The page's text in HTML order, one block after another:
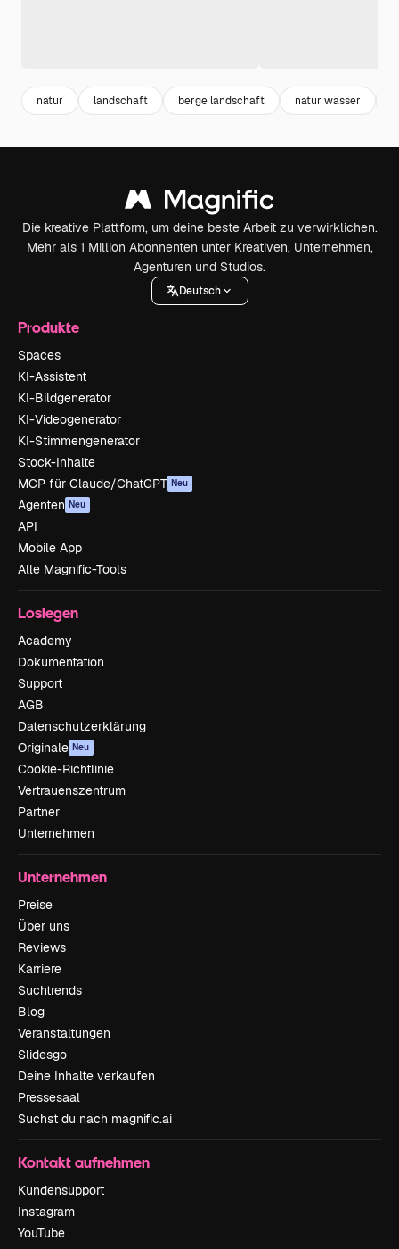
natur landschaft berge landschaft natur wasser
Die kreative Plattform, um deine beste Arbeit zu verwirklichen.
Mehr als 1 Million Abonnenten unter Kreativen, Unternehmen,
Agenturen und Studios.
Deutsch
Produkte
Spaces
KI-Assistent
KI-Bildgenerator
KI-Videogenerator
KI-Stimmengenerator
Stock-Inhalte
MCP für Claude/ChatGPT Neu
Agenten Neu
API
Mobile App
Alle Magnific-Tools
Loslegen
Academy
Dokumentation
Support
AGB
Datenschutzerklärung
Originale Neu
Cookie-Richtlinie
Vertrauenszentrum
Partner
Unternehmen
Unternehmen
Preise
Über uns
Reviews
Karriere
Suchtrends
Blog
Veranstaltungen
Slidesgo
Deine Inhalte verkaufen
Pressesaal
Suchst du nach magnific.ai
Kontakt aufnehmen
Kundensupport
Instagram
YouTube